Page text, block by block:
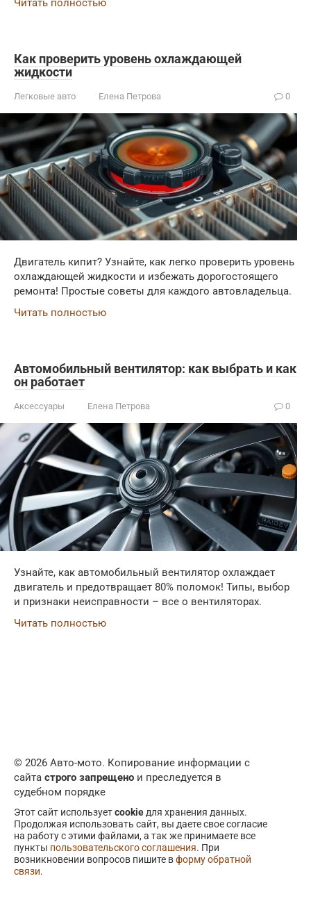
Читать полностью
Как проверить уровень охлаждающей
жидкости
Легковые авто Елена Петрова 0
Двигатель кипит? Узнайте, как легко проверить уровень
охлаждающей жидкости и избежать дорогостоящего
ремонта! Простые советы для каждого автовладельца.
Читать полностью
Автомобильный вентилятор: как выбрать и как
он работает
Аксессуары Елена Петрова 0
Узнайте, как автомобильный вентилятор охлаждает
двигатель и предотвращает 80% поломок! Типы, выбор
и признаки неисправности – все о вентиляторах.
Читать полностью
© 2026 Авто-мото. Копирование информации с
сайта строго запрещено и преследуется в
судебном порядке
Этот сайт используетcookie для хранения данных.
Продолжая использовать сайт, вы даете свое согласие
на работу с этими файлами, а так же принимаете все
пункты пользовательского соглашения. При
возникновении вопросов пишите вформу обратной
связи.